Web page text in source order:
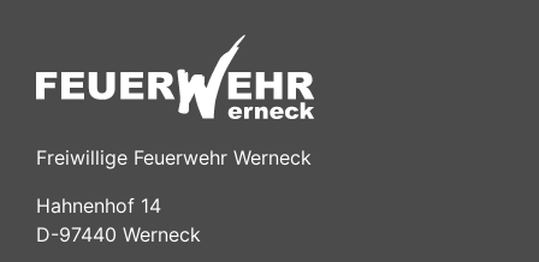
Freiwillige Feuerwehr Werneck
Hahnenhof 14
D-97440 Werneck